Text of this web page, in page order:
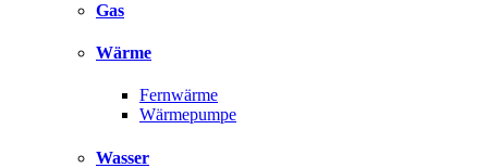
Gas
Wärme
Fernwärme
Wärmepumpe
Wasser